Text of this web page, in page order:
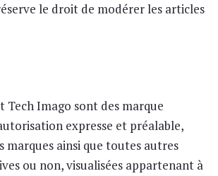
le droit de modérer les articles
Tech Imago sont des marque
expresse et préalable,
marques ainsi que toutes autres
ou non, visualisées appartenant à